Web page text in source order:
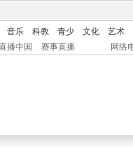
音乐 科教 青少 文化
艺术
播中国 赛事直播 网络